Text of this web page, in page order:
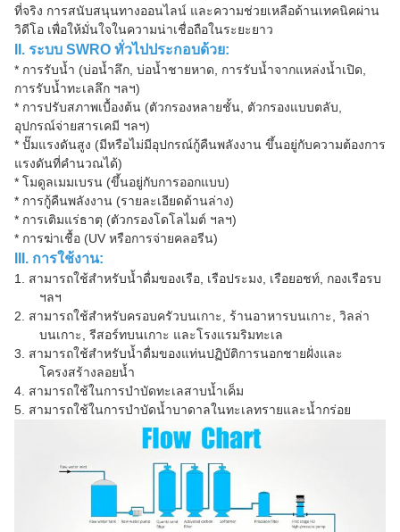
ที่จริง การสนับสนุนทางออนไลน์ และความช่วยเหลือด้านเทคนิคผ่าน
วิดีโอ เพื่อให้มั่นใจในความน่าเชื่อถือในระยะยาว
II. ระบบ SWRO ทั่วไปประกอบด้วย:
* การรับน้ำ (บ่อน้ำลึก, บ่อน้ำชายหาด, การรับน้ำจากแหล่งน้ำเปิด,
การรับน้ำทะเลลึก ฯลฯ)
* การปรับสภาพเบื้องต้น (ตัวกรองหลายชั้น, ตัวกรองแบบตลับ,
อุปกรณ์จ่ายสารเคมี ฯลฯ)
* ปั๊มแรงดันสูง (มีหรือไม่มีอุปกรณ์กู้คืนพลังงาน ขึ้นอยู่กับความต้องการ
แรงดันที่คำนวณได้)
* โมดูลเมมเบรน (ขึ้นอยู่กับการออกแบบ)
* การกู้คืนพลังงาน (รายละเอียดด้านล่าง)
* การเติมแร่ธาตุ (ตัวกรองโดโลไมต์ ฯลฯ)
* การฆ่าเชื้อ (UV หรือการจ่ายคลอรีน)
III. การใช้งาน:
1. สามารถใช้สำหรับน้ำดื่มของเรือ, เรือประมง, เรือยอชท์, กองเรือรบ
ฯลฯ
2. สามารถใช้สำหรับครอบครัวบนเกาะ, ร้านอาหารบนเกาะ, วิลล่า
บนเกาะ, รีสอร์ทบนเกาะ และโรงแรมริมทะเล
3. สามารถใช้สำหรับน้ำดื่มของแท่นปฏิบัติการนอกชายฝั่งและ
โครงสร้างลอยน้ำ
4. สามารถใช้ในการบำบัดทะเลสาบน้ำเค็ม
5. สามารถใช้ในการบำบัดน้ำบาดาลในทะเลทรายและน้ำกร่อย